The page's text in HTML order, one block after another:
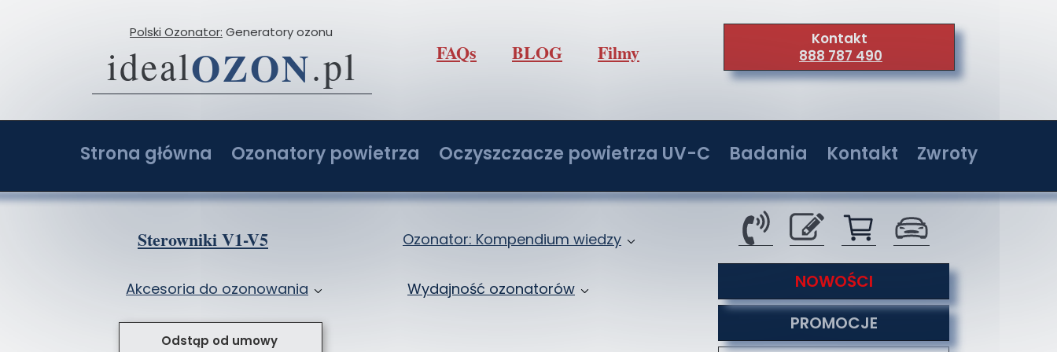
Odstąp od umowy
Strona główna
O firmie
Ozonatory z AI: Ranking i opinie
Ozonatory powietrza
Ozonator 2-20 g/h z regulacją O3
Ozonator 8-80 g/h z regulacją O3
Ozonator samochodowy
Oczyszczacze powietrza UV-C
Oczyszczacz powietrza IdealUVCPower 36W
Oczyszczacz powietrza IdealUVCPower 72W
Oczyszczacz powietrza IdealUVCPower 108W
Oczyszczacz powietrza IdealUVCPower 144W
Badania
Badania w jednostkach akredytowanych
Kontakt
Kontakt
Serwis
O nas
Co nas wyróżnia
Formy płatności
Zwroty
NOWOŚCI
PROMOCJE
Kontakt
888 787 490
Akcesoria do ozonowania
Przystawki do ozonatorów
Ozonator: Kompendium wiedzy
Wydajność ozonatorów
FAQs BLOG Filmy
idealOZON.pl
Polski Ozonator: Generatory ozonu
Sterowniki V1-V5